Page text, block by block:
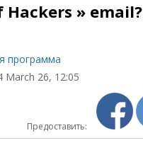
Hackers » email?
программа
March 26, 12:05
Предоставить: